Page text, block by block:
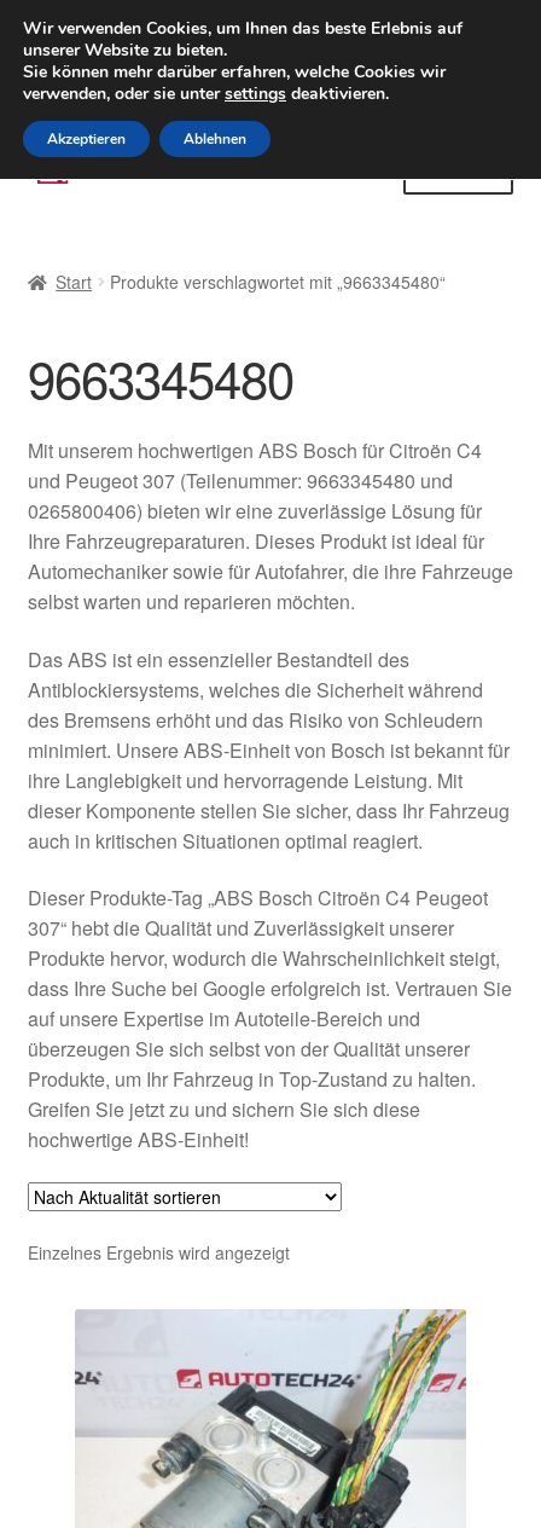
LIEFERUNG ab 6 EUR
Weltweiter Versand
(800) 500 564Mo-Fr 9-16 Uhr
Zur
Navigation
Zum
Inhalt
AGB
Beschwerden
Datenschutz-Bestimmungen
Impressum
Kontakt
Lieferung
Mein Konto
Warenkorb
Weltweiter Versand
Zahlungen
Start Produkte verschlagwortet mit „9663345480“
9663345480
Mit unserem hochwertigen ABS Bosch für Citroën C4
und Peugeot 307 (Teilenummer: 9663345480 und
0265800406) bieten wir eine zuverlässige Lösung für
Ihre Fahrzeugreparaturen. Dieses Produkt ist ideal für
Automechaniker sowie für Autofahrer, die ihre Fahrzeuge
selbst warten und reparieren möchten.
Das ABS ist ein essenzieller Bestandteil des
Antiblockiersystems, welches die Sicherheit während
des Bremsens erhöht und das Risiko von Schleudern
minimiert. Unsere ABS-Einheit von Bosch ist bekannt für
ihre Langlebigkeit und hervorragende Leistung. Mit
dieser Komponente stellen Sie sicher, dass Ihr Fahrzeug
auch in kritischen Situationen optimal reagiert.
Dieser Produkte-Tag „ABS Bosch Citroën C4 Peugeot
307“ hebt die Qualität und Zuverlässigkeit unserer
Produkte hervor, wodurch die Wahrscheinlichkeit steigt,
dass Ihre Suche bei Google erfolgreich ist. Vertrauen Sie
auf unsere Expertise im Autoteile-Bereich und
überzeugen Sie sich selbst von der Qualität unserer
Produkte, um Ihr Fahrzeug in Top-Zustand zu halten.
Greifen Sie jetzt zu und sichern Sie sich diese
hochwertige ABS-Einheit!
Einzelnes Ergebnis wird angezeigt
Wir verwenden Cookies, um Ihnen das beste Erlebnis auf
unserer Website zu bieten.
Sie können mehr darüber erfahren, welche Cookies wir
verwenden, oder sie untersettings deaktivieren.
Akzeptieren Ablehnen